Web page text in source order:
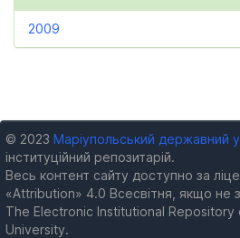
2009
© 2023 Маріупольський державний
інституційний репозитарій.
Весь контент сайту доступно за
«Attribution» 4.0 Всесвітня, якщо не
The Electronic Institutional Repository
University.